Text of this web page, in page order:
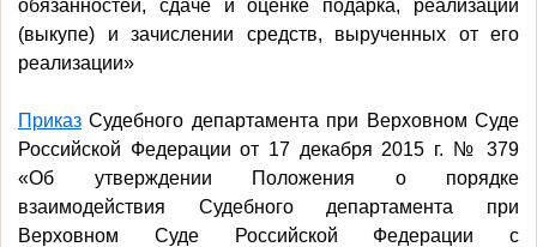
обязанностей, сдаче и оценке подарка, реализации
(выкупе) и зачислении средств, вырученных от его
реализации»
Приказ Судебного департамента при Верховном Суде
Российской Федерации от 17 декабря 2015 г. № 379
«Об утверждении Положения о порядке
взаимодействия Судебного департамента при
Верховном Суде Российской Федерации с